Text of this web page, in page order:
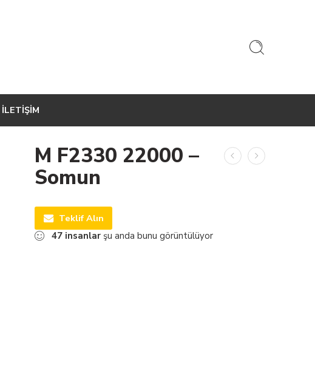
İLETİŞİM
M F2330 22000 –
Somun
Teklif Alın
47 insanlar şu anda bunu görüntülüyor